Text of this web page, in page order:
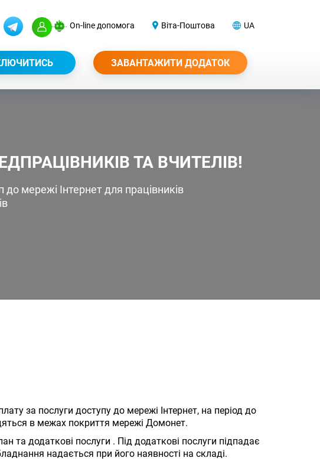
On-line допомога Віта-Поштова UA
ЗАВАНТАЖИТИ ДОДАТОК
ТА ВЧИТЕЛІВ!
мережі Інтернет для працівників
за послуги доступу до мережі Інтернет, на період до
в межах покриття мережі Домонет.
та додаткові послуги . Під додаткові послуги підпадає
надається при його наявності на складі.